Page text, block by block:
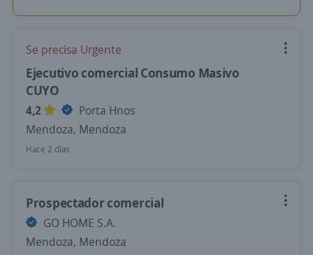
Se precisa Urgente
Ejecutivo comercial Consumo Masivo
CUYO
4,2
Porta Hnos
Mendoza, Mendoza
Hace 2 días
Prospectador comercial
GO HOME S.A.
Mendoza, Mendoza